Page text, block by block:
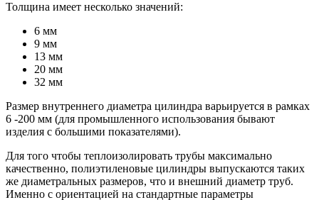
Толщина имеет несколько значений:
6 мм
9 мм
13 мм
20 мм
32 мм
Размер внутреннего диаметра цилиндра варьируется в рамках
6 -200 мм (для промышленного использования бывают
изделия с большими показателями).
Для того чтобы теплоизолировать трубы максимально
качественно, полиэтиленовые цилиндры выпускаются таких
же диаметральных размеров, что и внешний диаметр труб.
Именно с ориентацией на стандартные параметры